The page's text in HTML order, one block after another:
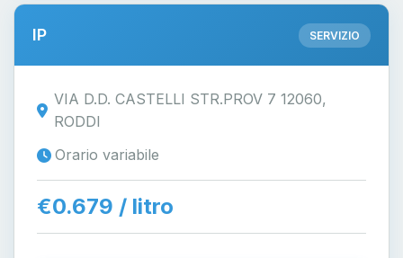
IP SERVIZIO
VIA D.D. CASTELLI STR.PROV 7 12060,
RODDI
Orario variabile
€0.679 / litro